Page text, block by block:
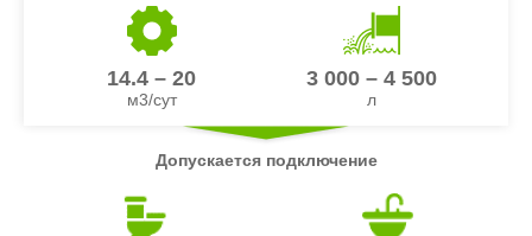
14.4 – 20
м3/сут
3 000 – 4 500
л
Допускается подключение